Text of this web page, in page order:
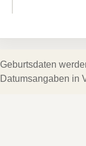
Geburtsdaten
Datumsangaben in